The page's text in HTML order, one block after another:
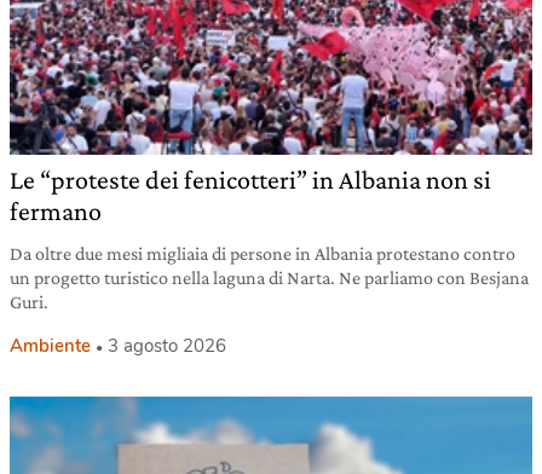
Le “proteste dei fenicotteri” in Albania non si
fermano
Da oltre due mesi migliaia di persone in Albania protestano contro
un progetto turistico nella laguna di Narta. Ne parliamo con Besjana
Guri.
Ambiente 3 agosto 2026